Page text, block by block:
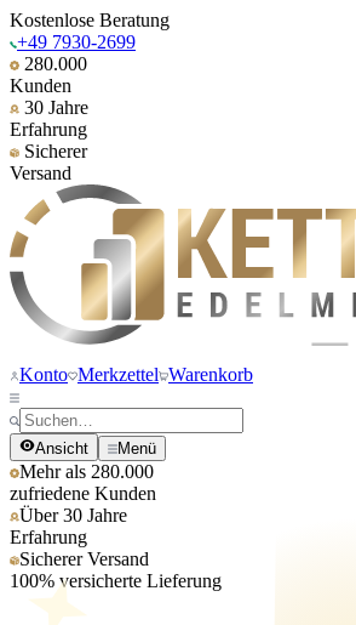
Kostenlose Beratung
+49 7930-2699
280.000
Kunden
30 Jahre
Erfahrung
Sicherer
Versand
Konto Merkzettel Warenkorb
Ansicht Menü
Mehr als 280.000
zufriedene Kunden
Über 30 Jahre
Erfahrung
Sicherer Versand
100% versicherte Lieferung